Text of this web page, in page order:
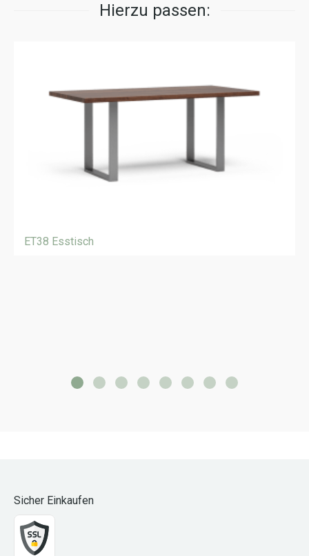
Hierzu passen:
ET38 Esstisch
Sicher Einkaufen